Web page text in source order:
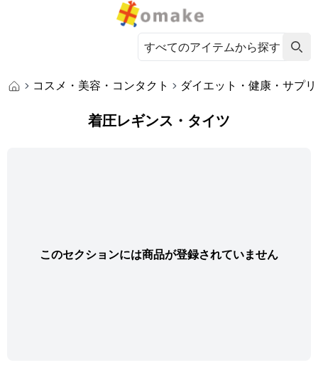
コスメ・美容・コンタクト ダイエット・健康・サプリ
着圧レギンス・タイツ
このセクションには商品が登録されていません